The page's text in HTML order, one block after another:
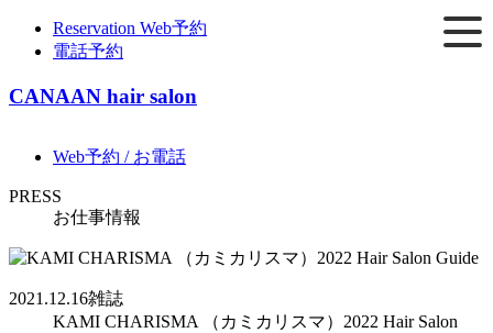
Reservation Web予約
電話予約
CANAAN hair salon
Web予約 / お電話
PRESS
お仕事情報
2021.12.16雑誌
KAMI CHARISMA （カミカリスマ）2022 Hair Salon